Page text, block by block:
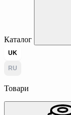
Каталог
UK
RU
Товари